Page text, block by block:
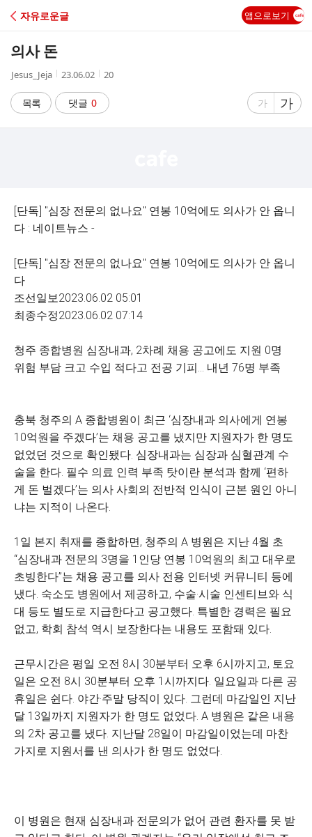
C
자유로운글 앱으로보기
의사 돈
작
자
Jesus_Jeja
작
시
간
23.06.02
조
수
20
목록 댓글 0
글
게
가
글
자
게
가
[단독] "심장 전문의 없나요" 연봉 10억에도 의사가 안 옵니
다 : 네이트뉴스 -
[단독] "심장 전문의 없나요" 연봉 10억에도 의사가 안 옵니
다
조선일보2023.06.02 05:01
최종수정2023.06.02 07:14
청주 종합병원 심장내과, 2차례 채용 공고에도 지원 0명
위험 부담 크고 수입 적다고 전공 기피… 내년 76명 부족
충북 청주의 A 종합병원이 최근 ‘심장내과 의사에게 연봉
10억원을 주겠다’는 채용 공고를 냈지만 지원자가 한 명도
없었던 것으로 확인됐다. 심장내과는 심장과 심혈관계 수
술을 한다. 필수 의료 인력 부족 탓이란 분석과 함께 ‘편하
게 돈 벌겠다’는 의사 사회의 전반적 인식이 근본 원인 아니
냐는 지적이 나온다.
1일 본지 취재를 종합하면, 청주의 A 병원은 지난 4월 초
“심장내과 전문의 3명을 1인당 연봉 10억원의 최고 대우로
초빙한다”는 채용 공고를 의사 전용 인터넷 커뮤니티 등에
냈다. 숙소도 병원에서 제공하고, 수술·시술 인센티브와 식
대 등도 별도로 지급한다고 공고했다. 특별한 경력은 필요
없고, 학회 참석 역시 보장한다는 내용도 포함돼 있다.
근무시간은 평일 오전 8시 30분부터 오후 6시까지고, 토요
일은 오전 8시 30분부터 오후 1시까지다. 일요일과 다른 공
휴일은 쉰다. 야간·주말 당직이 있다. 그런데 마감일인 지난
달 13일까지 지원자가 한 명도 없었다. A 병원은 같은 내용
의 2차 공고를 냈다. 지난달 28일이 마감일이었는데 마찬
가지로 지원서를 낸 의사가 한 명도 없었다.
이 병원은 현재 심장내과 전문의가 없어 관련 환자를 못 받